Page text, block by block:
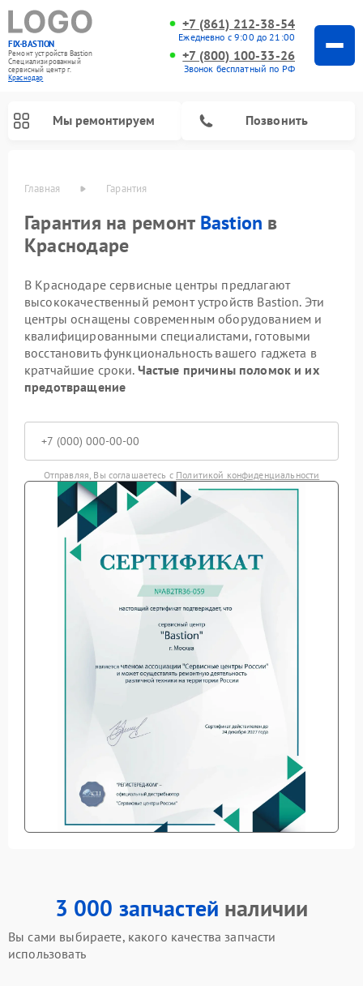
FIX-BASTION
Ремонт устройств Bastion
Специализированный
cервисный центр г.
Краснодар
+7 (861) 212-38-54
Ежедневно с 9:00 до 21:00
+7 (800) 100-33-26
Звонок бесплатный по РФ
Мы ремонтируем Позвонить
Главная Гарантия
Гарантия на ремонт Bastion в
Краснодаре
В Краснодаре сервисные центры предлагают
высококачественный ремонт устройств Bastion. Эти
центры оснащены современным оборудованием и
квалифицированными специалистами, готовыми
восстановить функциональность вашего гаджета в
кратчайшие сроки. Частые причины поломок и их
предотвращение
Отправляя, Вы соглашаетесь с Политикой конфиденциальности
3 000 запчастей наличии
Вы сами выбираете, какого качества запчасти
использовать